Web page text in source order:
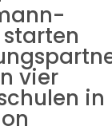
vier
in